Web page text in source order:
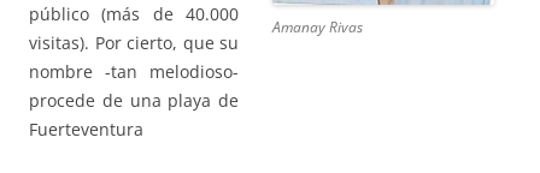
Amanay Rivas
público (más de 40.000
visitas). Por cierto, que su
nombre -tan melodioso-
procede de una playa de
Fuerteventura